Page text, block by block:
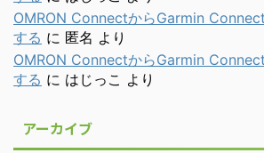
OMRON ConnectからGarmin
する に 匿名 より
OMRON ConnectからGarmin
する に はじっこ より
アーカイブ